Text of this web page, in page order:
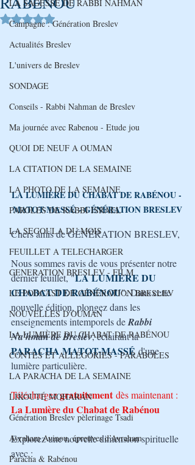
LA SAGESSE DE RABBI NAHMAN
Campagne : Génération Breslev
Actualités Breslev
L'univers de Breslev
SONDAGE
Conseils - Rabbi Nahman de Breslev
Ma journée avec Rabenou - Etude jou
QUOI DE NEUF A OUMAN
LA CITATION DE LA SEMAINE
LA PHOTO DE LA SEMAINE
PAROLES DE RABBI ISRAEL
LA SEGOULA DU MOIS
FEUILLET A TELECHARGER
GENERATION BRESLEV - FILM
LE PODCAST DE GÉNÉRATION BRESLEV
NOUVELLES D'OUMAN
LA LUMIÈRE DU CHABAT DE RABÉNOU
CONTES ET ALLÉGORIES - PARABOLES
LA PARACHA DE LA SEMAINE
LIKOUTÉ MOHARAN
Génération Breslev pèlerinage Tsadi
Avraham Avinou, épreuves d’Avraham
Paracha & Rabénou
Noté NaN étoiles sur 5.
LA LUMIÈRE DU CHABAT DE RABÉNOU -
MATOT-MASSÉ - GÉNÉRATION BRESLEV
Chers amis de GÉNÉRATION BRESLEV,
Nous sommes ravis de vous présenter notre
dernier feuillet, "LA LUMIÈRE DU
CHABAT DE RABÉNOU". Dans cette
nouvelle édition, plongez dans les
enseignements intemporels de Rabbi
Na'hman de Breslev, éclairant la
PARACHA MATOT-MASSÉ d'une
lumière particulière.
Téléchargez gratuitement dès maintenant :
La Lumière du Chabat de Rabénou
Explorez une nouvelle dimension spirituelle
avec :